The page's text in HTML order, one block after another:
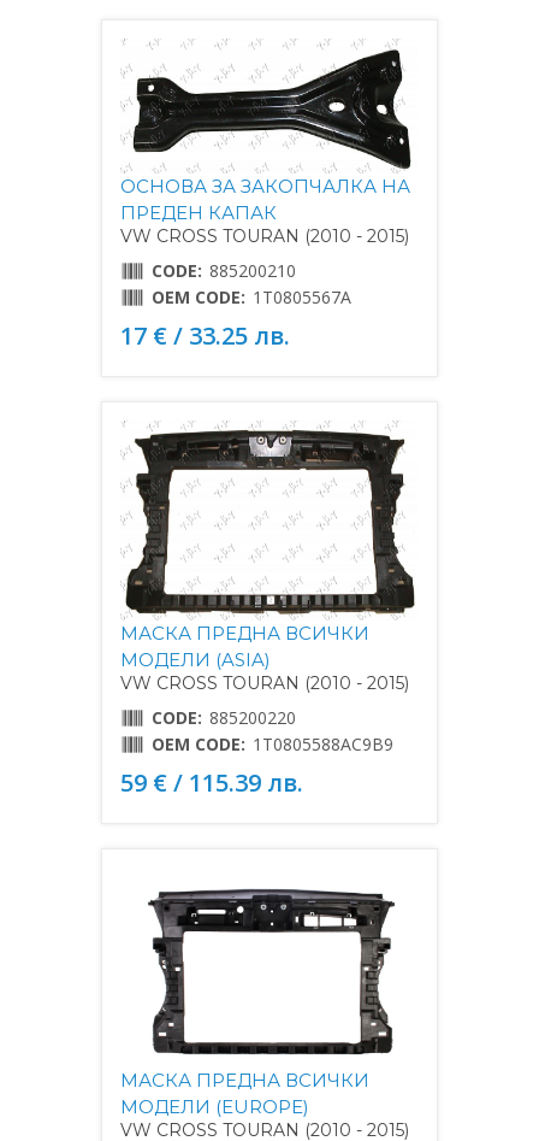
ОСНОВА ЗА ЗАКОПЧАЛКА НА
ПРЕДЕН КАПАК
VW CROSS TOURAN (2010 - 2015)
CODE: 885200210
OEM CODE: 1T0805567A
17 € / 33.25 лв.
МАСКА ПРЕДНА ВСИЧКИ
МОДЕЛИ (ASIA)
VW CROSS TOURAN (2010 - 2015)
CODE: 885200220
OEM CODE: 1T0805588AC9B9
59 € / 115.39 лв.
МАСКА ПРЕДНА ВСИЧКИ
МОДЕЛИ (EUROPE)
VW CROSS TOURAN (2010 - 2015)